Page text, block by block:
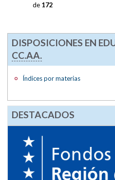
de 172
DISPOSICIONES EN
CC.AA.
Índices por materias
DESTACADOS